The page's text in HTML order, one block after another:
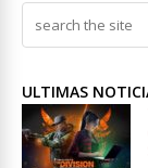
ULTIMAS